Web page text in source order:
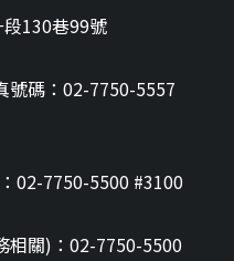
130巷99號
碼：02-7750-5557
02-7750-5500 #3100
相關)：02-7750-5500